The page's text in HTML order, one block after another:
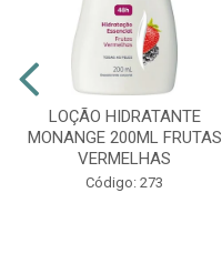
LOÇÃO HIDRATANTE
MONANGE 200ML FRUTAS
VERMELHAS
Código: 273